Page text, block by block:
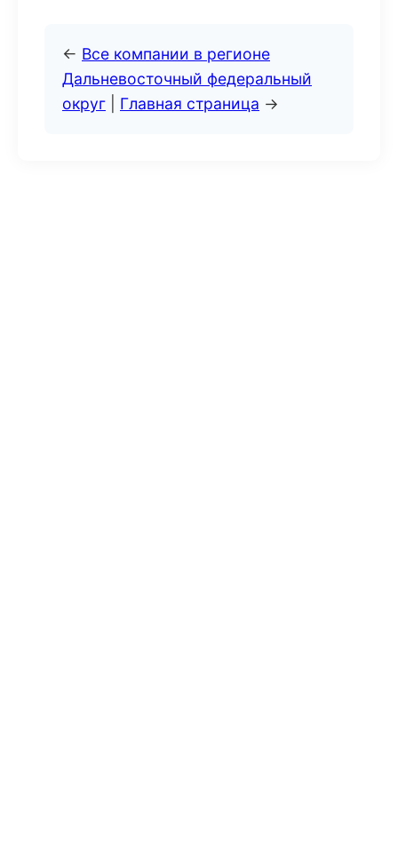
← Все компании в регионе
Дальневосточный федеральный
округ
Главная страница →